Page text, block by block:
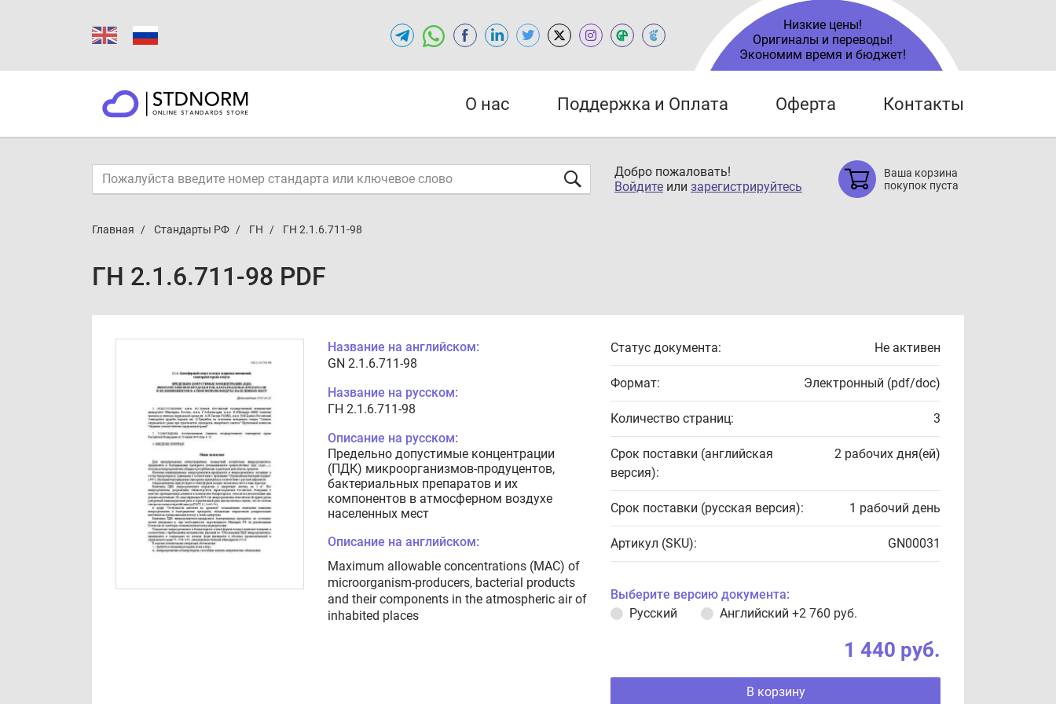
Низкие цены!
Оригиналы и переводы!
Экономим время и бюджет!
О нас Поддержка и Оплата Оферта Контакты
Добро пожаловать!
Войдите или зарегистрируйтесь
Ваша корзина
покупок пуста
Главная Стандарты РФ ГН ГН 2.1.6.711-98
ГН 2.1.6.711-98 PDF
Название на английском:
GN 2.1.6.711-98
Название на русском:
ГН 2.1.6.711-98
Описание на русском:
Предельно допустимые концентрации
(ПДК) микроорганизмов-продуцентов,
бактериальных препаратов и их
компонентов в атмосферном воздухе
населенных мест
Описание на английском:
Maximum allowable concentrations (MAC) of
microorganism-producers, bacterial products
and their components in the atmospheric air of
inhabited places
Статус документа: Не активен
Формат: Электронный (pdf/doc)
Количество страниц: 3
Срок поставки (английская
версия):
2 рабочих дня(ей)
Срок поставки (русская версия): 1 рабочий день
Артикул (SKU): GN00031
Выберите версию документа:
Русский
Английский +2 760 руб.
1 440 руб.
В корзину